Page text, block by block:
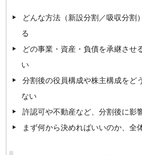
どんな方法（新設分割／吸収分割
る
どの事業・資産・負債を承継させ
い
分割後の役員構成や株主構成をど
ない
許認可や不動産など、分割後に影
まず何から決めればいいのか、全